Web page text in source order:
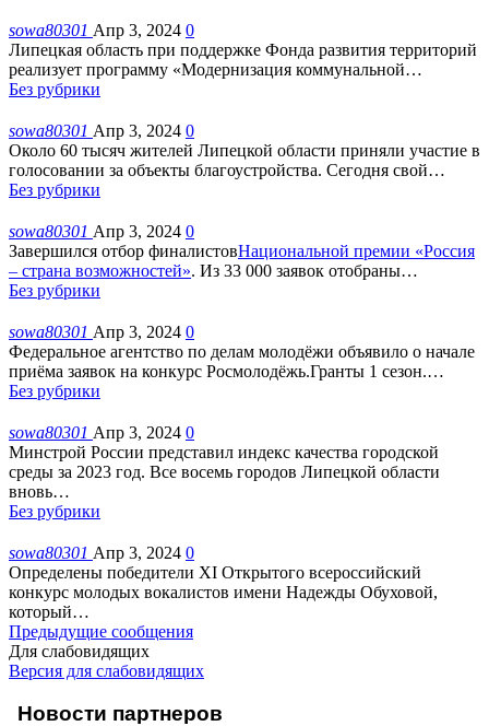
sowa80301 Апр 3, 2024 0
Липецкая область при поддержке Фонда развития территорий
реализует программу «Модернизация коммунальной…
Без рубрики
sowa80301 Апр 3, 2024 0
Около 60 тысяч жителей Липецкой области приняли участие в
голосовании за объекты благоустройства. Сегодня свой…
Без рубрики
sowa80301 Апр 3, 2024 0
Завершился отбор финалистовНациональной премии «Россия
– страна возможностей». Из 33 000 заявок отобраны…
Без рубрики
sowa80301 Апр 3, 2024 0
Федеральное агентство по делам молодёжи объявило о начале
приёма заявок на конкурс Росмолодёжь.Гранты 1 сезон.…
Без рубрики
sowa80301 Апр 3, 2024 0
Минстрой России представил индекс качества городской
среды за 2023 год. Все восемь городов Липецкой области
вновь…
Без рубрики
sowa80301 Апр 3, 2024 0
Определены победители XI Открытого всероссийский
конкурс молодых вокалистов имени Надежды Обуховой,
который…
Предыдущие сообщения
Для слабовидящих
Версия для слабовидящих
Новости партнеров